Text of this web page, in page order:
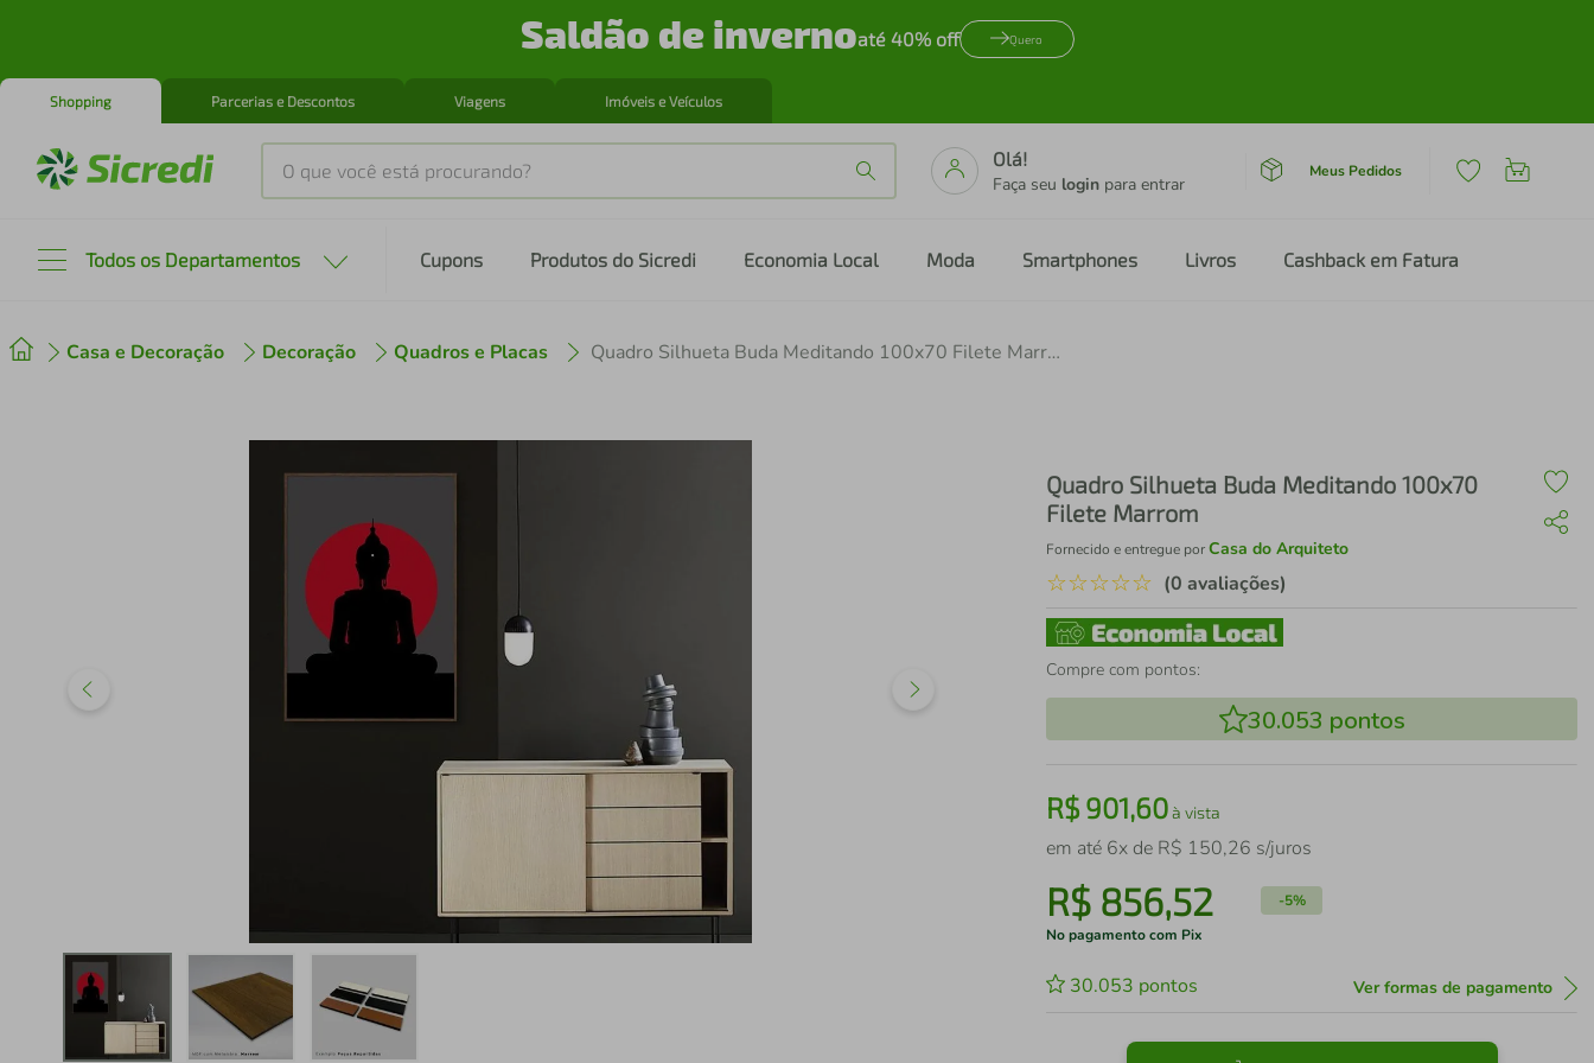
Saldão de invernoaté 40% off Quero
Shopping Parcerias e Descontos Viagens Imóveis e Veículos
O que você está procurando?
Olá!
Faça seu login para entrar
Meus Pedidos
Todos os Departamentos Cupons Produtos do Sicredi Economia Local Moda Smartphones Livros Cashback em Fatura
Casa e Decoração Decoração Quadros e Placas Quadro Silhueta Buda Meditando 100x70 Filete Marrom
Quadro Silhueta Buda Meditando 100x70
Filete Marrom
Fornecido e entregue porCasa do Arquiteto
☆☆☆☆☆ (0 avaliações)
Compre com pontos:
30.053 pontos
R$901,60à vista
em até 6x de R$ 150,26 s/juros
R$ 856,52 -5%
No pagamento com Pix
30.053 pontos Ver formas de pagamento
º cafeteira
iphone